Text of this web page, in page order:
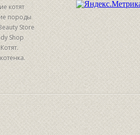
котят
породы
Store
Shop